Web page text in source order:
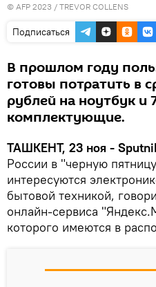
© AFP 2023 / TREVOR COLLENS
Подписаться
В прошлом году
готовы потратить в
рублей на ноутбук и
комплектующие.
ТАШКЕНТ, 23 ноя -
России в "черную
интересуются
бытовой техникой,
онлайн-сервиса
которого имеются в